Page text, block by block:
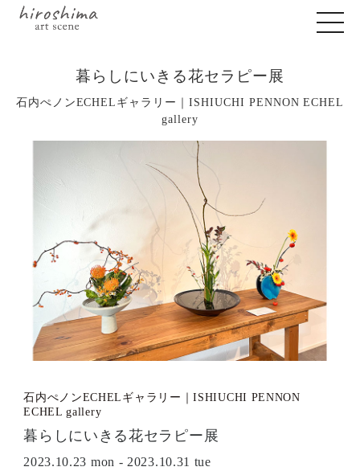
暮らしにいきる花セラピー展
石内ぺノンECHELギャラリー｜ISHIUCHI PENNON ECHEL
gallery
石内ぺノンECHELギャラリー｜ISHIUCHI PENNON
ECHEL gallery
暮らしにいきる花セラピー展
2023.10.23 mon - 2023.10.31 tue